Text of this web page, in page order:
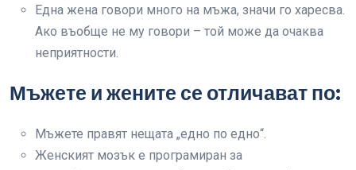
Една жена говори много на мъжа, значи го харесва.
Ако въобще не му говори – той може да очаква
неприятности.
Мъжете и жените се отличават по:
Мъжете правят нещата „едно по едно“.
Женският мозък е програмиран за